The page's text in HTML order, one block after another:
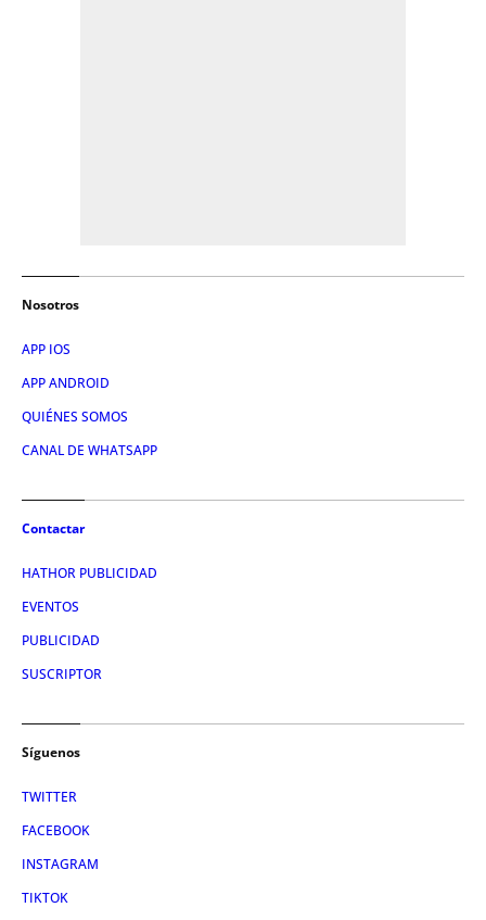
Nosotros
APP IOS
APP ANDROID
QUIÉNES SOMOS
CANAL DE WHATSAPP
Contactar
HATHOR PUBLICIDAD
EVENTOS
PUBLICIDAD
SUSCRIPTOR
Síguenos
TWITTER
FACEBOOK
INSTAGRAM
TIKTOK